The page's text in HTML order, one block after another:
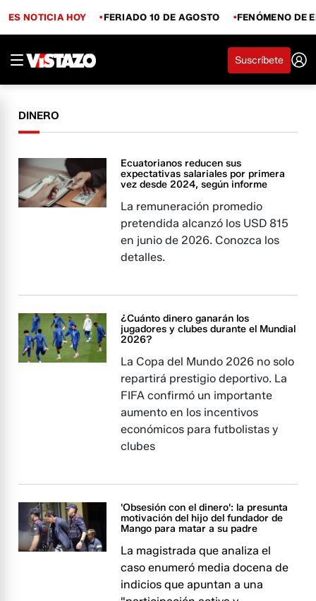
ES NOTICIA HOY FERIADO 10 DE AGOSTO FENÓMENO DE
Suscríbete
DINERO
Ecuatorianos reducen sus
expectativas salariales por primera
vez desde 2024, según informe
La remuneración promedio
pretendida alcanzó los USD 815
en junio de 2026. Conozca los
detalles.
¿Cuánto dinero ganarán los
jugadores y clubes durante el Mundial
2026?
La Copa del Mundo 2026 no solo
repartirá prestigio deportivo. La
FIFA confirmó un importante
aumento en los incentivos
económicos para futbolistas y
clubes
'Obsesión con el dinero': la presunta
motivación del hijo del fundador de
Mango para matar a su padre
La magistrada que analiza el
caso enumeró media docena de
indicios que apuntan a una